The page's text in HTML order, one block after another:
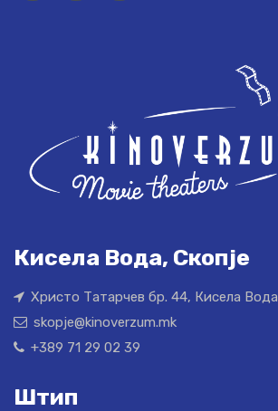
Кисела Вода, Скопје
Христо Татарчев бр. 44, Кисела Вода
skopje@kinoverzum.mk
+389 71 29 02 39
Штип